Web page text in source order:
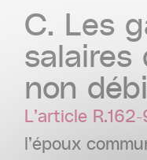
C. Les
salaires
non
L’article
l’époux